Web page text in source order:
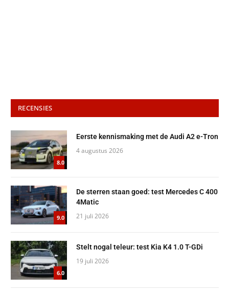
RECENSIES
8.0
Eerste kennismaking met de Audi A2 e-Tron
4 augustus 2026
9.0
De sterren staan goed: test Mercedes C 400
4Matic
21 juli 2026
6.0
Stelt nogal teleur: test Kia K4 1.0 T-GDi
19 juli 2026